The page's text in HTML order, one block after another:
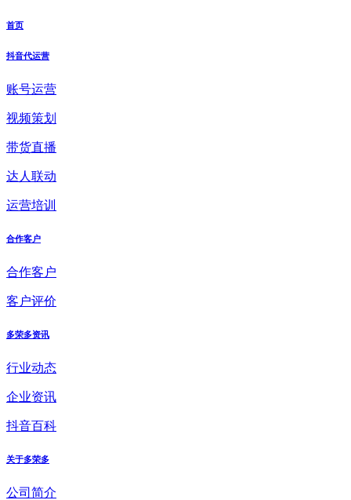
首页
抖音代运营
账号运营
视频策划
带货直播
达人联动
运营培训
合作客户
合作客户
客户评价
多荣多资讯
行业动态
企业资讯
抖音百科
关于多荣多
公司简介